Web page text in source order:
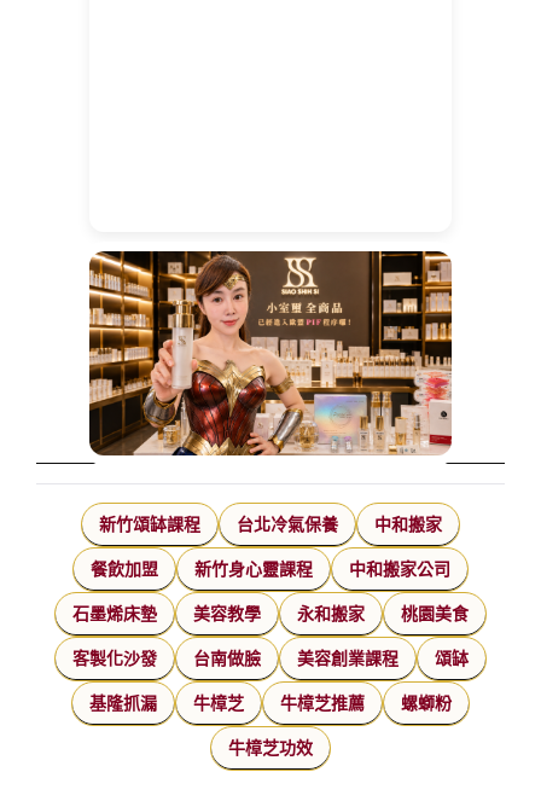
新竹頌缽課程 台北冷氣保養 中和搬家
餐飲加盟 新竹身心靈課程 中和搬家公司
石墨烯床墊 美容教學 永和搬家 桃園美食
客製化沙發 台南做臉 美容創業課程 頌缽
基隆抓漏 牛樟芝 牛樟芝推薦 螺螄粉
牛樟芝功效